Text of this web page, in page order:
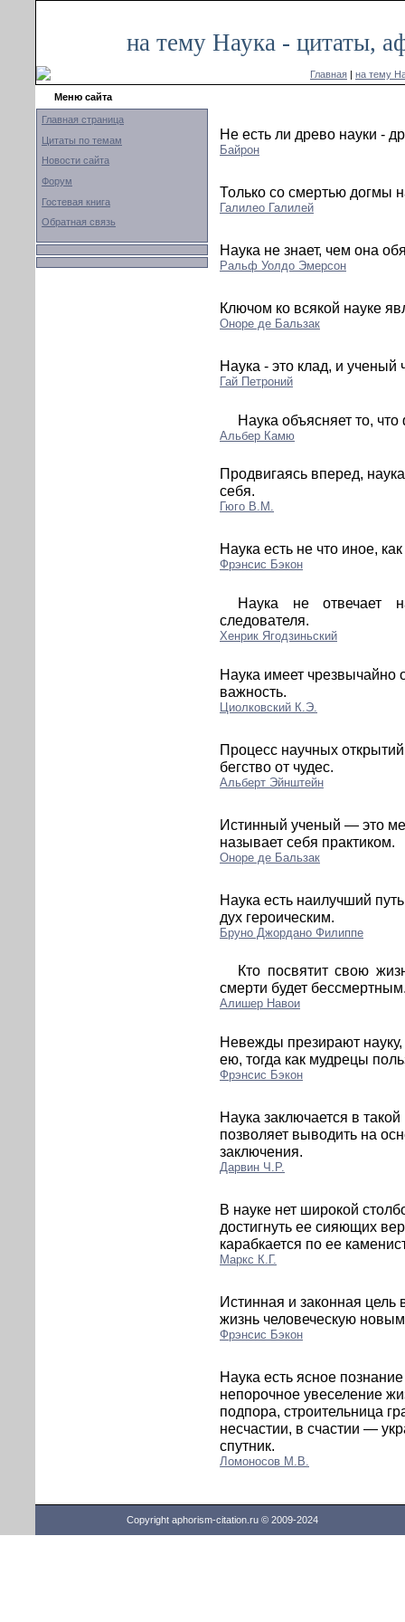
на тему Наука - цитаты,
Главная | на тему
Меню сайта
Главная страница
Цитаты по темам
Новости сайта
Форум
Гостевая книга
Обратная связь
Не есть ли древо науки -
Байрон
Только со смертью догмы
Галилео Галилей
Наука не знает, чем она
Ральф Уолдо Эмерсон
Ключом ко всякой науке
Оноре де Бальзак
Наука - это клад, и ученый
Гай Петроний
Наука объясняет то, что
Альбер Камю
Продвигаясь вперед,
себя.
Гюго В.М.
Наука есть не что иное,
Фрэнсис Бэкон
Наука не отвечает
следователя.
Хенрик Ягодзиньский
Наука имеет чрезвычайно
важность.
Циолковский К.Э.
Процесс научных
бегство от чудес.
Альберт Эйнштейн
Истинный ученый — это
называет себя практиком.
Оноре де Бальзак
Наука есть наилучший
дух героическим.
Бруно Джордано Филиппе
Кто посвятит свою
смерти будет
Алишер Навои
Невежды презирают
ею, тогда как мудрецы
Фрэнсис Бэкон
Наука заключается в
позволяет выводить на
заключения.
Дарвин Ч.Р.
В науке нет широкой
достигнуть ее сияющих
карабкается по ее
Маркс К.Г.
Истинная и законная цель
жизнь человеческую
Фрэнсис Бэкон
Наука есть ясное
непорочное увеселение
подпора, строительница
несчастии, в счастии —
спутник.
Ломоносов М.В.
Copyright aphorism-citation.ru © 2009-2024